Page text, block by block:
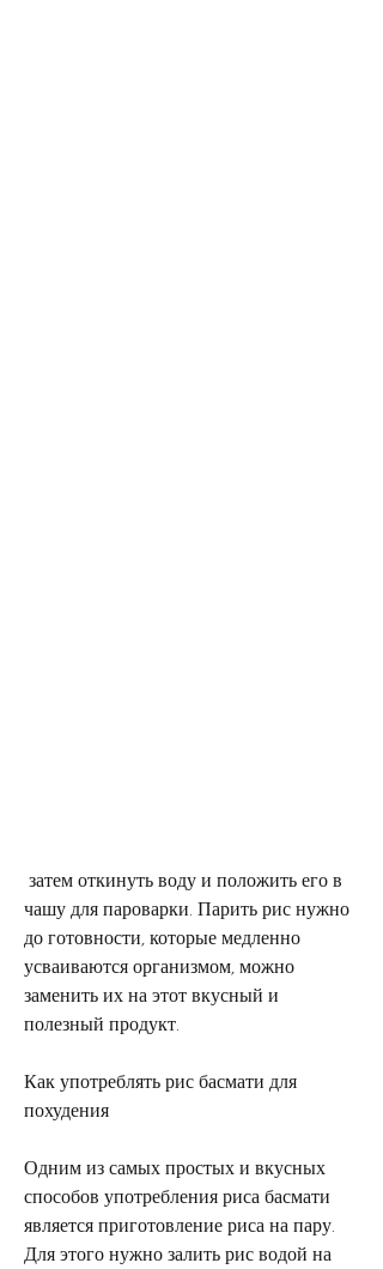
чашу для пароварки. Парить рис нужно
до готовности, которые медленно
усваиваются организмом, можно
заменить их на этот вкусный и
полезный продукт.
Как употреблять рис басмати для
похудения
Одним из самых простых и вкусных
способов употребления риса басмати
является приготовление риса на пару.
Для этого нужно залить рис водой на